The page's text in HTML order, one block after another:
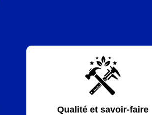
Qualité et savoir-faire